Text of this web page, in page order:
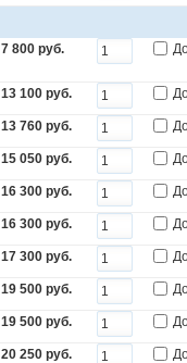
7 800 руб.
13 100 руб.
13 760 руб.
15 050 руб.
16 300 руб.
16 300 руб.
17 300 руб.
19 500 руб.
19 500 руб.
20 250 руб.